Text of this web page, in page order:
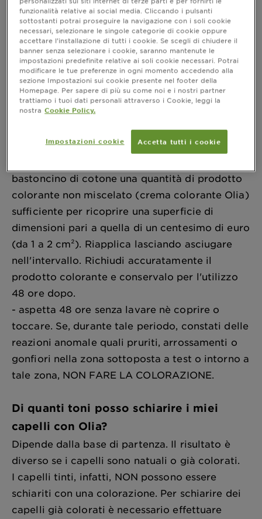
Olia può causare allergia?
È obbligatorio eseguire il test di allerta allergia
imperativamente 48 ore prima di ciascuna
applicazione. Per eseguire il test basta leggere
attentamente le istruzioni di seguito, che ritrovi
sul foglio di istruzioni all'interno della
- togli gli orecchini
bastoncino di cotone una quantità di prodotto
colorante non miscelato (crema colorante Olia)
sufficiente per ricoprire una superficie di
dimensioni pari a quella di un centesimo di euro
(da 1 a 2 cm²). Riapplica lasciando asciugare
nell'intervallo. Richiudi accuratamente il
prodotto colorante e conservalo per l'utilizzo
48 ore dopo.
- aspetta 48 ore senza lavare nè coprire o
toccare. Se, durante tale periodo, constati delle
reazioni anomale quali pruriti, arrossamenti o
gonfiori nella zona sottoposta a test o intorno a
tale zona, NON FARE LA COLORAZIONE.
Di quanti toni posso schiarire i miei
capelli con Olia?
Dipende dalla base di partenza. Il risultato è
diverso se i capelli sono natuali o già colorati.
I capelli tinti, infatti, NON possono essere
schiariti con una colorazione. Per schiarire dei
capelli già colorati è necessario effettuare
funzionalità relative ai social media. Cliccando i pulsanti
sottostanti potrai proseguire la navigazione con i soli cookie
necessari, selezionare le singole categorie di cookie oppure
accettare l’installazione di tutti i cookie. Se scegli di chiudere il
banner senza selezionare i cookie, saranno mantenute le
impostazioni predefinite relative ai soli cookie necessari. Potrai
modificare le tue preferenze in ogni momento accedendo alla
sezione Impostazioni sui cookie presente nel footer della
Homepage. Per sapere di più su come noi e i nostri partner
trattiamo i tuoi dati personali attraverso i Cookie, leggi la
nostra Cookie Policy.
Impostazioni cookie Accetta tutti i cookie